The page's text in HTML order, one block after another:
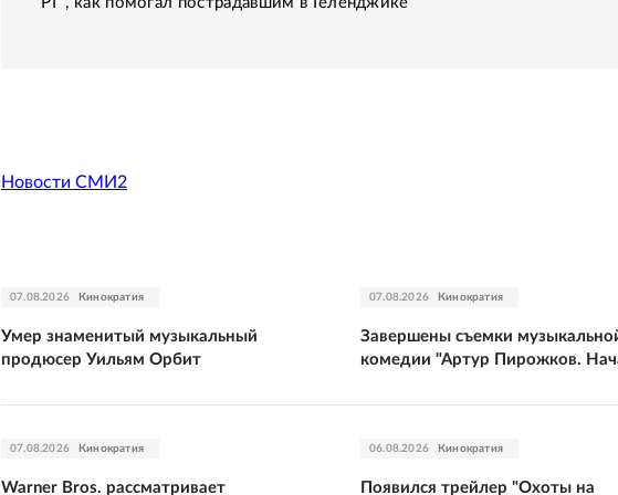
Новости СМИ2
07.08.2026 Кинократия
Умер знаменитый музыкальный
продюсер Уильям Орбит
07.08.2026 Кинократия
Завершены съемки
комедии "Артур Пирожков.
07.08.2026 Кинократия
Warner Bros. рассматривает
06.08.2026 Кинократия
Появился трейлер "Охоты на